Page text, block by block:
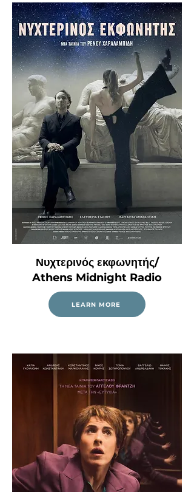
Νυχτερινός εκφωνητής/
Athens Midnight Radio
LEARN MORE